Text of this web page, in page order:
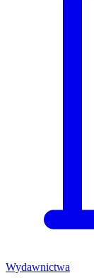
Wydawnictwa